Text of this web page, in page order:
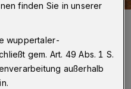
begehrt. Auch in diesem Jahr
finden Sie in unserer
wuppertaler-
gem. Art. 49 Abs. 1 S.
außerhalb